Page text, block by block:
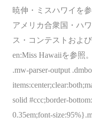
暁伸・ミスハワイを参
アメリカ合衆国・ハ
ス・コンテストおよ
en:Miss Hawaiiを参照。
.mw-parser-output
solid #ccc;border-
0.35em;font-